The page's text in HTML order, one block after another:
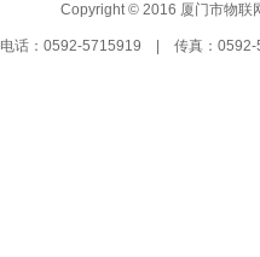
Copyright © 2016 厦门市物
电话：0592-5715919 | 传真：0592-